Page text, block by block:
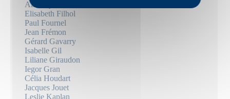
Aiat Fayez
Elisabeth Filhol
Paul Fournel
Jean Frémon
Gérard Gavarry
Isabelle Gil
Liliane Giraudon
Iegor Gran
Célia Houdart
Jacques Jouet
Leslie Kaplan